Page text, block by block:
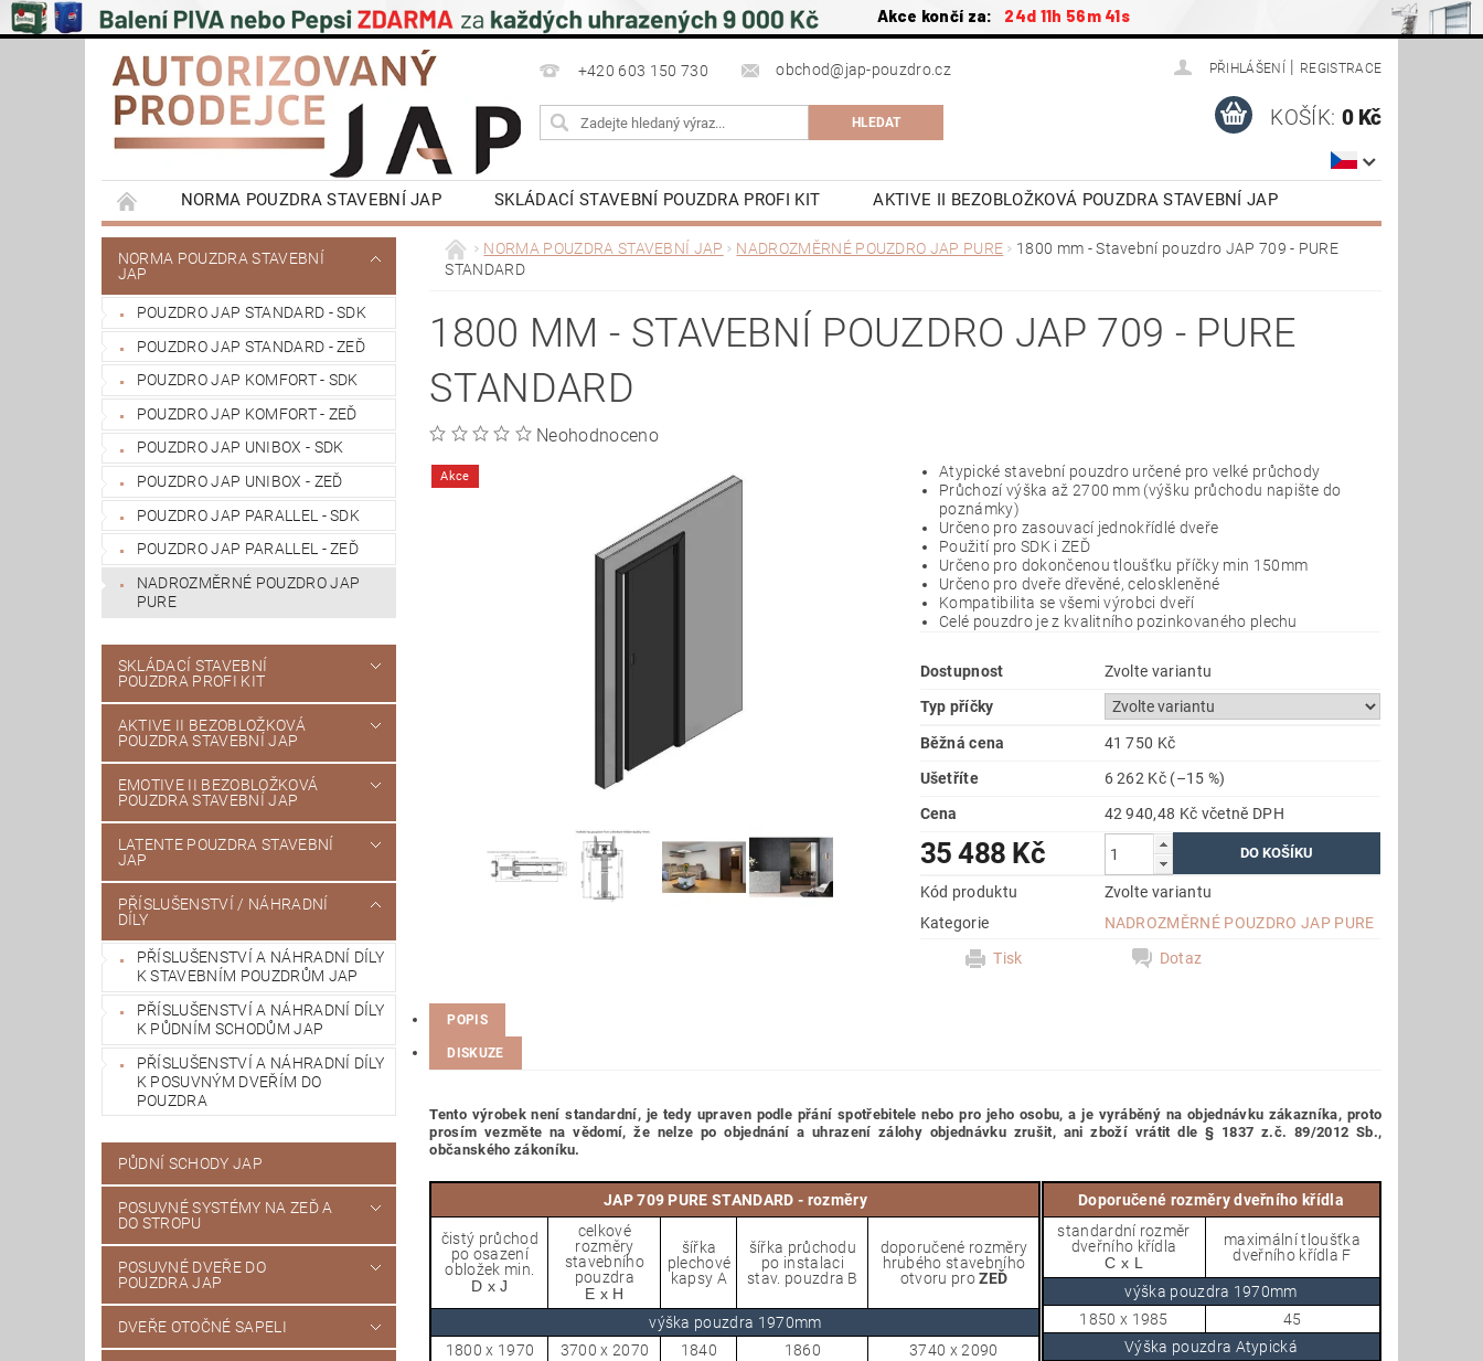
Akce končí za: 24d 11h 56m 41s
+420 603 150 730 obchod@jap-pouzdro.cz PŘIHLÁŠENÍ REGISTRACE
KOŠÍK: 0 Kč
NORMA POUZDRA STAVEBNÍ JAP SKLÁDACÍ STAVEBNÍ POUZDRA PROFI KIT
AKTIVE II BEZOBLOŽKOVÁ POUZDRA STAVEBNÍ JAP
EMOTIVE II BEZOBLOŽKOVÁ POUZDRA STAVEBNÍ JAP
LATENTE POUZDRA STAVEBNÍ JAP
PŘÍSLUŠENSTVÍ / NÁHRADNÍ DÍLY
PŮDNÍ SCHODY JAP
POSUVNÉ SYSTÉMY NA ZEĎ A DO STROPU
VÝPRODEJ
OBCHODNÍ PODMÍNKY OCHRANA OSOBNÍCH ÚDAJŮ NAPIŠTE NÁM KE STAŽENÍ
VIDEONÁVODY
REFERENCE ZÁKAZNÍKŮ
NAŠE POBOČKY
NORMA POUZDRA STAVEBNÍ
JAP
POUZDRO JAP STANDARD - SDK
POUZDRO JAP STANDARD - ZEĎ
POUZDRO JAP KOMFORT - SDK
POUZDRO JAP KOMFORT - ZEĎ
POUZDRO JAP UNIBOX - SDK
POUZDRO JAP UNIBOX - ZEĎ
POUZDRO JAP PARALLEL - SDK
POUZDRO JAP PARALLEL - ZEĎ
NADROZMĚRNÉ POUZDRO JAP
PURE
SKLÁDACÍ STAVEBNÍ
POUZDRA PROFI KIT
AKTIVE II BEZOBLOŽKOVÁ
POUZDRA STAVEBNÍ JAP
EMOTIVE II BEZOBLOŽKOVÁ
POUZDRA STAVEBNÍ JAP
LATENTE POUZDRA STAVEBNÍ
JAP
PŘÍSLUŠENSTVÍ / NÁHRADNÍ
DÍLY
PŘÍSLUŠENSTVÍ A NÁHRADNÍ DÍLY
K STAVEBNÍM POUZDRŮM JAP
PŘÍSLUŠENSTVÍ A NÁHRADNÍ DÍLY
K PŮDNÍM SCHODŮM JAP
PŘÍSLUŠENSTVÍ A NÁHRADNÍ DÍLY
K POSUVNÝM DVEŘÍM DO
POUZDRA
PŮDNÍ SCHODY JAP
POSUVNÉ SYSTÉMY NA ZEĎ A
DO STROPU
POSUVNÉ DVEŘE DO
POUZDRA JAP
DVEŘE OTOČNÉ SAPELI
NORMA POUZDRA STAVEBNÍ JAP NADROZMĚRNÉ POUZDRO JAP PURE
1800 mm - Stavební pouzdro JAP 709 - PURE
STANDARD
1800 MM - STAVEBNÍ POUZDRO JAP 709 - PURE
STANDARD
Neohodnoceno
Akce
Atypické stavební pouzdro určené pro velké průchody
Průchozí výška až 2700 mm (výšku průchodu napište do
poznámky)
Určeno pro zasouvací jednokřídlé dveře
Použití pro SDK i ZEĎ
Určeno pro dokončenou tloušťku příčky min 150mm
Určeno pro dveře dřevěné, celoskleněné
Kompatibilita se všemi výrobci dveří
Celé pouzdro je z kvalitního pozinkovaného plechu
Dostupnost
Zvolte variantu
Typ příčky
Běžná cena
41 750 Kč
Ušetříte
6 262 Kč (–15 %)
Cena
42 940,48 Kč včetně DPH
35 488 Kč
Kód produktu
Zvolte variantu
Kategorie
NADROZMĚRNÉ POUZDRO JAP PURE
Tisk
Dotaz
POPIS
DISKUZE
Tento výrobek není standardní, je tedy upraven podle přání spotřebitele nebo pro jeho osobu, a je vyráběný na objednávku zákazníka, proto
prosím vezměte na vědomí, že nelze po objednání a uhrazení zálohy objednávku zrušit, ani zboží vrátit dle § 1837 z.č. 89/2012 Sb.,
občanského zákoníku.
JAP 709 PURE STANDARD - rozměry
čistý průchod
po osazení
obložek min.
D x J
celkové
rozměry
stavebního
pouzdra
E x H
šířka
plechové
kapsy A
šířka průchodu
po instalaci
stav. pouzdra B
doporučené rozměry
hrubého stavebního
otvoru proZEĎ
výška pouzdra 1970mm
1800 x 1970
3700 x 2070 1840 1860 3740 x2090
Doporučené rozměry dveřního křídla
standardní rozměr
dveřního křídla
C x L
maximální tloušťka
dveřního křídla F
výška pouzdra 1970mm
1850 x 1985
45
Výška pouzdra Atypická